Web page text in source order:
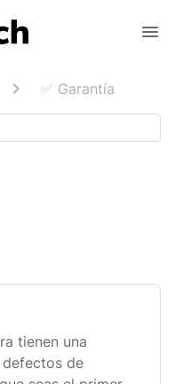
✅ Garantía
tienen una
de